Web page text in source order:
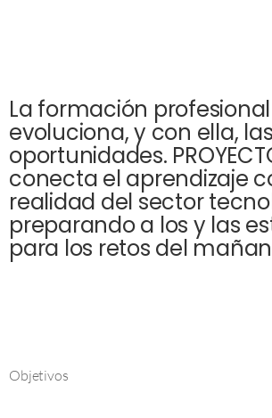
La formación profesional
evoluciona, y con ella, las
oportunidades.
conecta el aprendizaje
realidad del sector
preparando a los y las
para los retos del
Objetivos